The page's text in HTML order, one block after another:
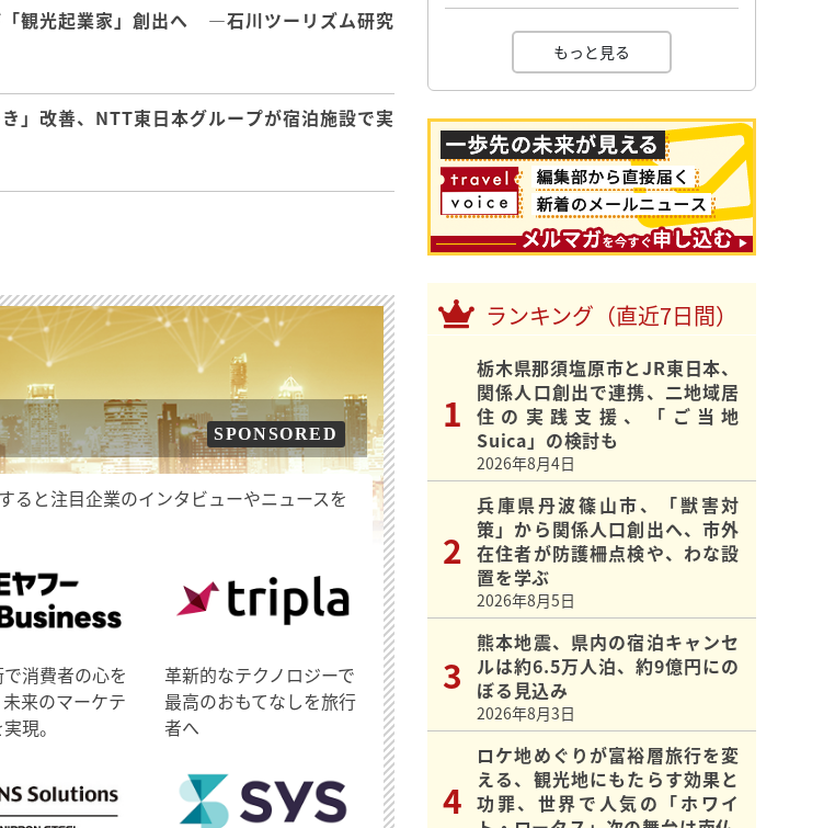
「観光起業家」創出へ ―石川ツーリズム研究
」改善、NTT東日本グループが宿泊施設で実
SPONSORED
ると注目企業のインタビューやニュースを
消費者の心を
来のマーケテ
現。
革新的なテクノロジーで
最高のおもてなしを旅行
者へ
もっと見る
ランキング（直近7日間）
栃木県那須塩原市とJR東日本、
関係人口創出で連携、二地域居
住の実践支援、「ご当地
Suica」の検討も
2026年8月4日
兵庫県丹波篠山市、「獣害対
策」から関係人口創出へ、市外
在住者が防護柵点検や、わな設
置を学ぶ
2026年8月5日
熊本地震、県内の宿泊キャンセ
ルは約6.5万人泊、約9億円にの
ぼる見込み
2026年8月3日
ロケ地めぐりが富裕層旅行を変
える、観光地にもたらす効果と
功罪、世界で人気の「ホワイ